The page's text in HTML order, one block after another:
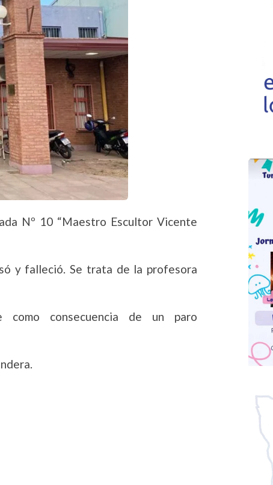
Nº 10 “Maestro Escultor Vicente
y falleció. Se trata de la profesora
como consecuencia de un paro